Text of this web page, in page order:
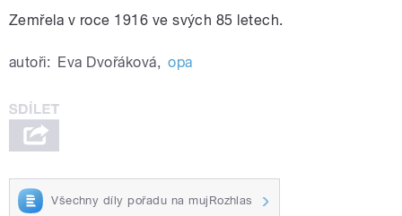
Zemřela v roce 1916 ve svých 85 letech.
autoři: Eva Dvořáková, opa
Všechny díly pořadu na mujRozhlas